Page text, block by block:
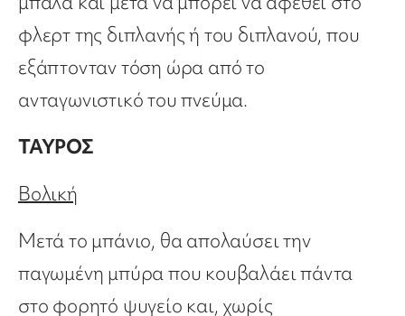
φλερτ της διπλανής ή του διπλανού, που
εξάπτονταν τόση ώρα από το
ανταγωνιστικό του πνεύμα.
ΤΑΥΡΟΣ
Βολική
Μετά το μπάνιο, θα απολαύσει την
παγωμένη μπύρα που κουβαλάει πάντα
στο φορητό ψυγείο και, χωρίς